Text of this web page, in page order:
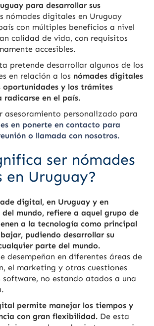
para desarrollar sus
nómades digitales en Uruguay
con múltiples beneficios a nivel
calidad de vida, con requisitos
accesibles.
pretende desarrollar algunos de los
en relación a los nómades digitales
oportunidades y los trámites
radicarse en el país.
asesoramiento personalizado para
en ponerte en contacto para
o llamada con nosotros.
ser nómades
en Uruguay?
digital, en Uruguay y en
mundo, refiere a aquel grupo de
a la tecnología como principal
pudiendo desarrollar su
parte del mundo.
desempeñan en diferentes áreas de
el marketing y otras cuestiones
software, no estando atados a una
permite manejar los tiempos y
con gran flexibilidad. De esta